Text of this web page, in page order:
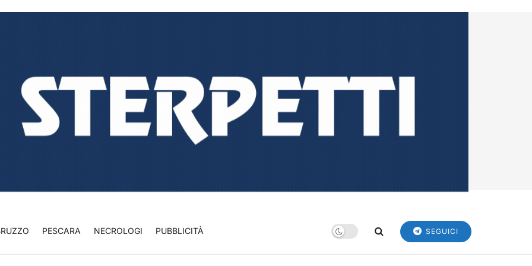
PESCARA NECROLOGI PUBBLICITÀ SEGUICI